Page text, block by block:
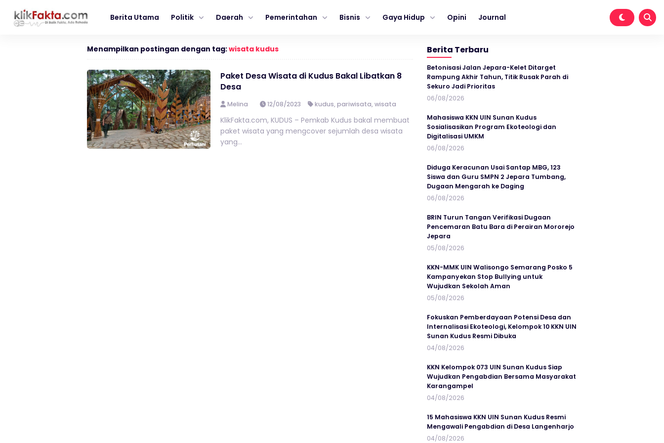
Berita Utama Politik Daerah Pemerintahan Bisnis Gaya Hidup Opini Journal
Menampilkan postingan dengan tag:wisata kudus
Paket Desa Wisata di Kudus Bakal Libatkan 8
Desa
Melina 12/08/2023 kudus,pariwisata,wisata
KlikFakta.com, KUDUS – Pemkab Kudus bakal membuat
paket wisata yang mengcover sejumlah desa wisata
yang...
Berita Terbaru
Betonisasi Jalan Jepara-Kelet Ditarget
Rampung Akhir Tahun, Titik Rusak Parah di
Sekuro Jadi Prioritas
06/08/2026
Mahasiswa KKN UIN Sunan Kudus
Sosialisasikan Program Ekoteologi dan
Digitalisasi UMKM
06/08/2026
Diduga Keracunan Usai Santap MBG, 123
Siswa dan Guru SMPN 2 Jepara Tumbang,
Dugaan Mengarah ke Daging
06/08/2026
BRIN Turun Tangan Verifikasi Dugaan
Pencemaran Batu Bara di Perairan Mororejo
Jepara
05/08/2026
KKN-MMK UIN Walisongo Semarang Posko 5
Kampanyekan Stop Bullying untuk
Wujudkan Sekolah Aman
05/08/2026
Fokuskan Pemberdayaan Potensi Desa dan
Internalisasi Ekoteologi, Kelompok 10 KKN UIN
Sunan Kudus Resmi Dibuka
04/08/2026
KKN Kelompok 073 UIN Sunan Kudus Siap
Wujudkan Pengabdian Bersama Masyarakat
Karangampel
04/08/2026
15 Mahasiswa KKN UIN Sunan Kudus Resmi
Mengawali Pengabdian di Desa Langenharjo
04/08/2026